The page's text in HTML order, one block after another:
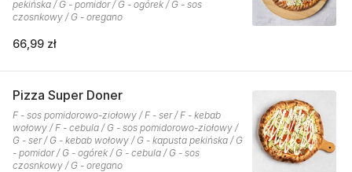
pekińska / G - pomidor / G - ogórek / G - sos
czosnkowy / G - oregano
66,99 zł
Pizza Super Doner
F - sos pomidorowo-ziołowy / F - ser / F - kebab
wołowy / F - cebula / G - sos pomidorowo-ziołowy /
G - ser / G - kebab wołowy / G - kapusta pekińska / G
- pomidor / G - ogórek / G - cebula / G - sos
czosnkowy / G - oregano